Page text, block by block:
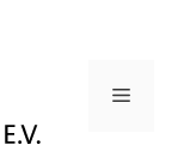
MENÜ